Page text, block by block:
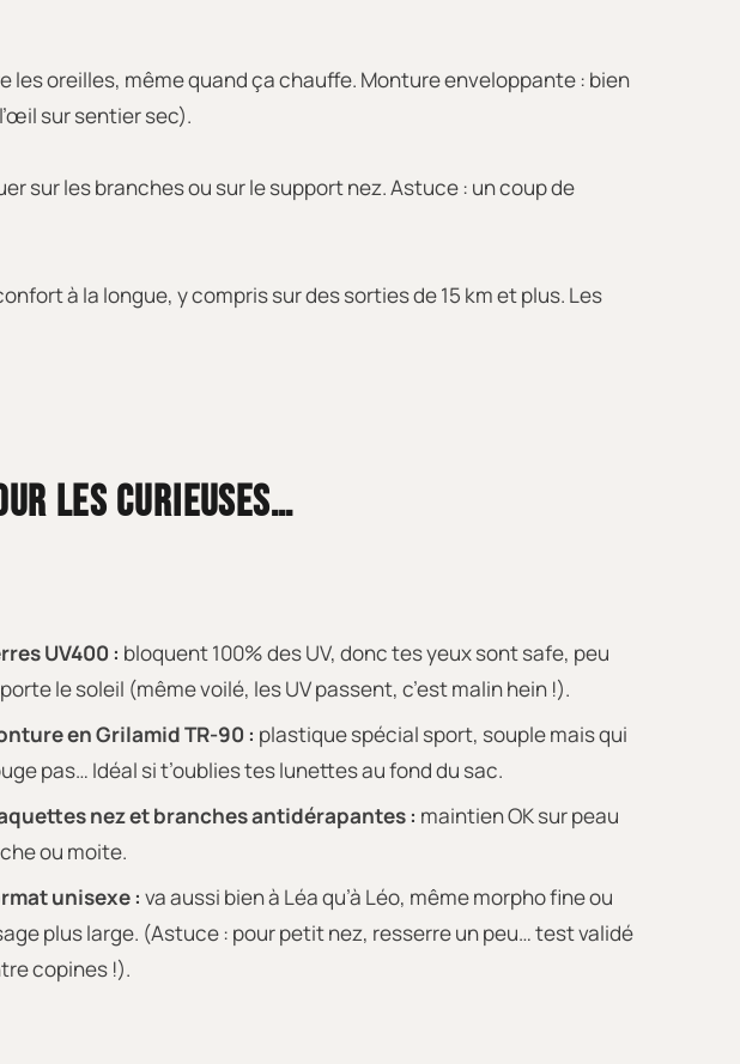
les oreilles, même quand ça chauffe. Monture enveloppante : bien
sur sentier sec).
sur les branches ou sur le support nez. Astuce : un coup de
à la longue, y compris sur des sorties de 15 km et plus. Les
LES CURIEUSES…
UV400 : bloquent 100% des UV, donc tes yeux sont safe, peu
le soleil (même voilé, les UV passent, c’est malin hein !).
en Grilamid TR-90 : plastique spécial sport, souple mais qui
pas… Idéal si t’oublies tes lunettes au fond du sac.
nez et branches antidérapantes : maintien OK sur peau
ou moite.
unisexe : va aussi bien à Léa qu’à Léo, même morpho fine ou
plus large. (Astuce : pour petit nez, resserre un peu… test validé
copines !).